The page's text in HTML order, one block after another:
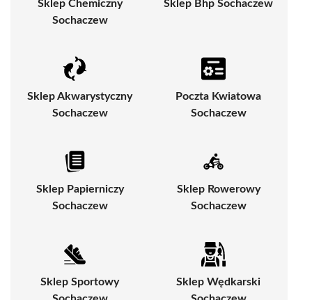
Sklep Chemiczny
Sochaczew
Sklep Bhp Sochaczew
Sklep Akwarystyczny
Sochaczew
Poczta Kwiatowa
Sochaczew
Sklep Papierniczy
Sochaczew
Sklep Rowerowy
Sochaczew
Sklep Sportowy
Sklep Wędkarski